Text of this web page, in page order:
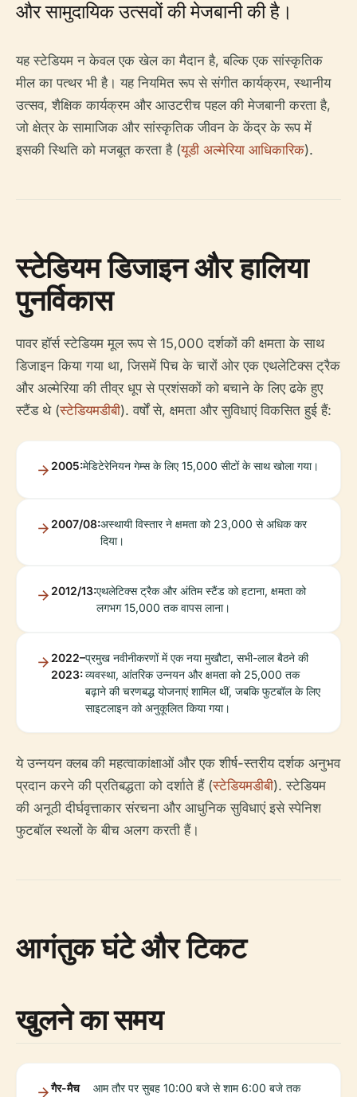
और सामुदायिक उत्सवों की मेजबानी की है।
यह स्टेडियम न केवल एक खेल का मैदान है, बल्कि एक सांस्कृतिक
मील का पत्थर भी है। यह नियमित रूप से संगीत कार्यक्रम, स्थानीय
उत्सव, शैक्षिक कार्यक्रम और आउटरीच पहल की मेजबानी करता है,
जो क्षेत्र के सामाजिक और सांस्कृतिक जीवन के केंद्र के रूप में
इसकी स्थिति को मजबूत करता है (यूडी अल्मेरिया आधिकारिक).
स्टेडियम डिजाइन और हालिया
पुनर्विकास
पावर हॉर्स स्टेडियम मूल रूप से 15,000 दर्शकों की क्षमता के साथ
डिजाइन किया गया था, जिसमें पिच के चारों ओर एक एथलेटिक्स ट्रैक
और अल्मेरिया की तीव्र धूप से प्रशंसकों को बचाने के लिए ढके हुए
स्टैंड थे (स्टेडियमडीबी). वर्षों से, क्षमता और सुविधाएं विकसित हुई हैं:
2005:मेडिटेरेनियन गेम्स के लिए 15,000 सीटों के साथ खोला गया।
2007/08:अस्थायी विस्तार ने क्षमता को 23,000 से अधिक कर
दिया।
2012/13:एथलेटिक्स ट्रैक और अंतिम स्टैंड को हटाना, क्षमता को
लगभग 15,000 तक वापस लाना।
2022–
2023:
प्रमुख नवीनीकरणों में एक नया मुखौटा, सभी-लाल बैठने की
व्यवस्था, आंतरिक उन्नयन और क्षमता को 25,000 तक
बढ़ाने की चरणबद्ध योजनाएं शामिल थीं, जबकि फुटबॉल के लिए
साइटलाइन को अनुकूलित किया गया।
ये उन्नयन क्लब की महत्वाकांक्षाओं और एक शीर्ष-स्तरीय दर्शक अनुभव
प्रदान करने की प्रतिबद्धता को दर्शाते हैं (स्टेडियमडीबी). स्टेडियम
की अनूठी दीर्घवृत्ताकार संरचना और आधुनिक सुविधाएं इसे स्पेनिश
फुटबॉल स्थलों के बीच अलग करती हैं।
आगंतुक घंटे और टिकट
खुलने का समय
गैर-मैच
आम तौर पर सुबह 10:00 बजे से शाम 6:00 बजे तक